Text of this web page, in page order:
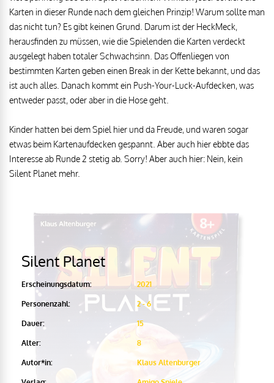
Karten in dieser Runde nach dem gleichen Prinzip! Warum sollte man
das nicht tun? Es gibt keinen Grund. Darum ist der HeckMeck,
herausfinden zu müssen, wie die Spielenden die Karten verdeckt
ausgelegt haben totaler Schwachsinn. Das Offenliegen von
bestimmten Karten geben einen Break in der Kette bekannt, und das
ist auch alles. Danach kommt ein Push-Your-Luck-Aufdecken, was
entweder passt, oder aber in die Hose geht.
Kinder hatten bei dem Spiel hier und da Freude, und waren sogar
etwas beim Kartenaufdecken gespannt. Aber auch hier ebbte das
Interesse ab Runde 2 stetig ab. Sorry! Aber auch hier: Nein, kein
Silent Planet mehr.
Silent Planet
Erscheinungsdatum: 2021
Personenzahl: 2 - 6
Dauer: 15
Alter: 8
Autor*in: Klaus Altenburger